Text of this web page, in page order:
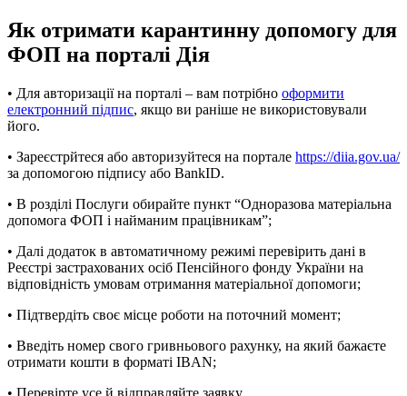
Як отримати карантинну допомогу для
ФОП на порталі Дія
• Для авторизації на порталі – вам потрібно оформити
електронний підпис, якщо ви раніше не використовували
його.
• Зареєстрйтеся або авторизуйтеся на портале https://diia.gov.ua/
за допомогою підпису або BankID.
• В розділі Послуги обирайте пункт “Одноразова матеріальна
допомога ФОП і найманим працівникам”;
• Далі додаток в автоматичному режимі перевірить дані в
Реєстрі застрахованих осіб Пенсійного фонду України на
відповідність умовам отримання матеріальної допомоги;
• Підтвердіть своє місце роботи на поточний момент;
• Введіть номер свого гривньового рахунку, на який бажаєте
отримати кошти в форматі IBAN;
• Перевірте усе й відправляйте заявку.